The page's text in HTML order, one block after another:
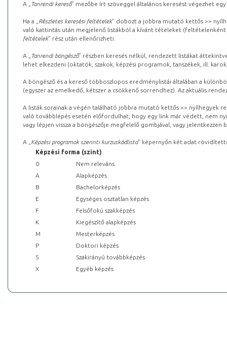
A „ Tanrendi kereső” mezőbe írt szöveggel általános keresést végezhet
Ha a „ Részletes keresési feltételek” dobozt a jobbra mutató kettős >>
való kattintás után megjelenő listákból a kívánt tételeket (feltételenként
feltételek” rész után ellenőrizheti.
A „ Tanrendi böngésző” részben keresés nélkül, rendezett listákat
lehet elkezdeni (oktatók, szakok, képzési programok, tanszékek, ill.
A böngésző és a kereső többoszlopos eredménylistái általában a
(egyszer az emelkedő, kétszer a csökkenő sorrendhez). Az aktuális
A listák sorainak a végén található jobbra mutató kettős >> nyílhegyek
való továbblépés esetén előfordulhat, hogy egy link már védett, nem
vagy lépjen vissza a böngészője megfelelő gombjával, vagy
A „ Képzési programok szerinti kurzuskódlista” képernyőn két adat
Képzési forma (szint)
0
Nem releváns
A
Alapképzés
B
Bachelorképzés
E
Egységes osztatlan képzés
F
Felsőfokú szakképzés
K
Kiegészítő alapképzés
M
Mesterképzés
P
Doktori képzés
S
Szakirányú továbbképzés
X
Egyéb képzés